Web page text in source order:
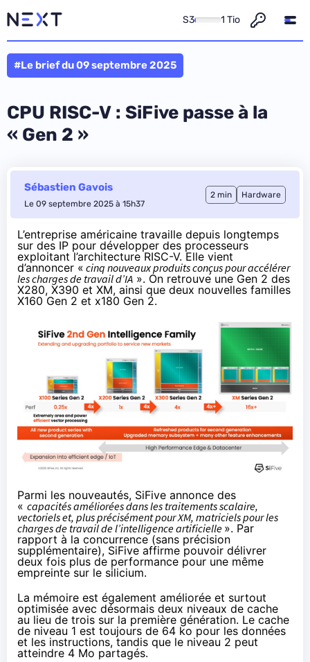
S3 1 Tio
#Le brief du 09 septembre 2025
CPU RISC-V : SiFive passe à la
« Gen 2 »
Sébastien Gavois
Le 09 septembre 2025 à 15h37
2 min Hardware
L’entreprise américaine travaille depuis longtemps
sur des IP pour développer des processeurs
exploitant l’architecture RISC-V. Elle vient
d’annoncer « cinq nouveaux produits conçus pour accélérer
les charges de travail d’IA ». On retrouve une Gen 2 des
X280, X390 et XM, ainsi que deux nouvelles familles
X160 Gen 2 et x180 Gen 2.
Parmi les nouveautés, SiFive annonce des
« capacités améliorées dans les traitements scalaire,
vectoriels et, plus précisément pour XM, matriciels pour les
charges de travail de l’intelligence artificielle ». Par
rapport à la concurrence (sans précision
supplémentaire), SiFive affirme pouvoir délivrer
deux fois plus de performance pour une même
empreinte sur le silicium.
La mémoire est également améliorée et surtout
optimisée avec désormais deux niveaux de cache
au lieu de trois sur la première génération. Le cache
de niveau 1 est toujours de 64 ko pour les données
et les instructions, tandis que le niveau 2 peut
atteindre 4 Mo partagés.